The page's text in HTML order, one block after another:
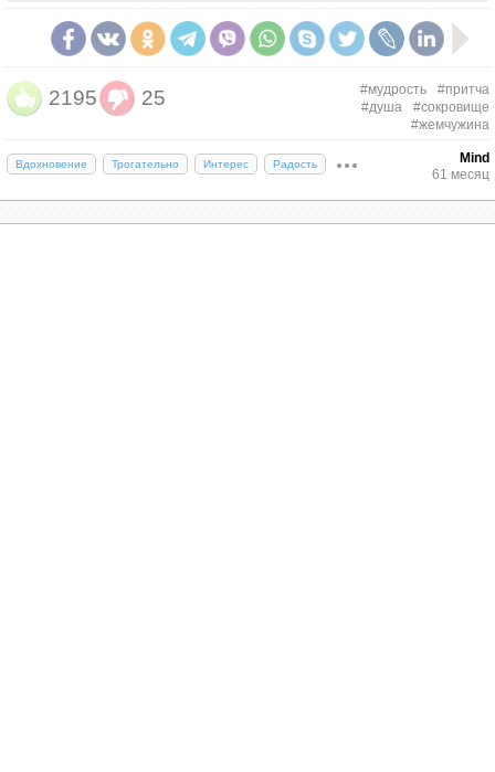
пригласила его разделить свой обед. По мере
дальнейшего общения женщина узнала, что
который она направлялась. Это было место, где
она родилась. Когда они закончили свой обед,
молодой человек заметил драгоценный камень в
ее сумке.
«Боже мой! — воскликнул он. — Это то, что я
думаю?»
2195 25 #мудрость
#притча
#душа
#сокровище
#жемчужина
Вдохновение Трогательно Интерес Радость
Mind
61 месяц